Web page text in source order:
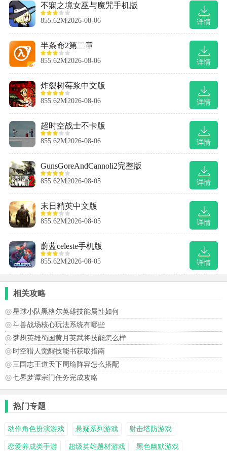
详情
不寐之境女巫与魔咒手机版
855.62M 2026-08-06
详情
半条命2第二章
855.62M 2026-08-06
详情
炸裂树莓浆中文版
855.62M 2026-08-06
详情
超时空战士不卡版
855.62M 2026-08-06
详情
GunsGoreAndCannoli2完整版
855.62M 2026-08-05
详情
末日精英中文版
855.62M 2026-08-05
详情
蔚蓝celeste手机版
855.62M 2026-08-05
相关攻略
星球小队黑格尔英雄技能属性如何
斗兽战场核心玩法系统有哪些
梦想英雄蜀国黄月英武将技能怎么样
时空猎人觉醒技能书获取指南
三国志王道天下周瑜阵容怎么搭配
七界梦谭宗门任务完成攻略
热门专题
动作角色扮演游戏 悬疑系列游戏 射击塔防游戏
恋爱养成类手游 超级英雄题材游戏 黑色幽默游戏